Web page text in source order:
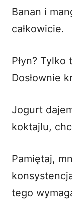
Banan i
całkowicie.
Płyn?
Dosłownie
Jogurt
koktajlu,
Pamiętaj,
tego